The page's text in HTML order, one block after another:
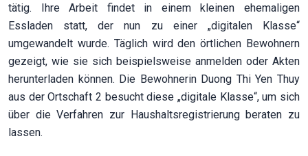
tätig. Ihre Arbeit findet in einem kleinen ehemaligen
Essladen statt, der nun zu einer „digitalen Klasse“
umgewandelt wurde. Täglich wird den örtlichen Bewohnern
gezeigt, wie sie sich beispielsweise anmelden oder Akten
herunterladen können. Die Bewohnerin Duong Thi Yen Thuy
aus der Ortschaft 2 besucht diese „digitale Klasse“, um sich
über die Verfahren zur Haushaltsregistrierung beraten zu
lassen.